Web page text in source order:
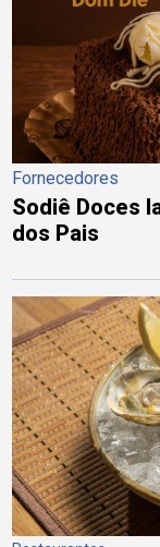
Fornecedores
Sodiê Doces
dos Pais